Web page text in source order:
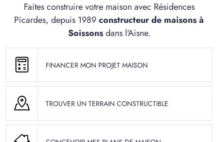
SERVICE BDL EXTENSION
ARTICLES
Faites construire votre maison avec Résidences
Picardes, depuis 1989constructeur de maisons à
Soissonsdans l'Aisne.
FINANCER MON PROJET MAISON
TROUVER UN TERRAIN CONSTRUCTIBLE